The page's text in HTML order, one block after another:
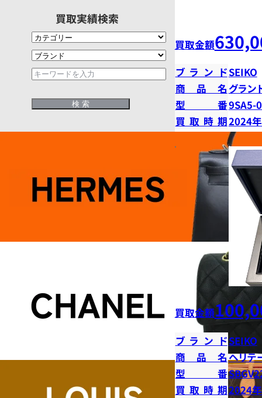
買取実績検索
買取金額
ブランドSEIKO
商品名 グラン
型番9SA5-
買取時期2024
買取金額
ブランドSEIKO
商品名ヘリテ
型番
買取時期2024